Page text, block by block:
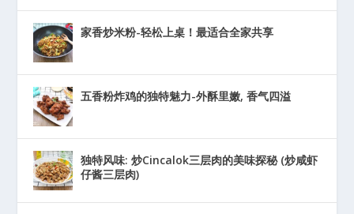
家香炒米粉-轻松上桌！最适合全家共享
五香粉炸鸡的独特魅力-外酥里嫩, 香气四溢
独特风味: 炒Cincalok三层肉的美味探秘 (炒咸虾
仔酱三层肉)